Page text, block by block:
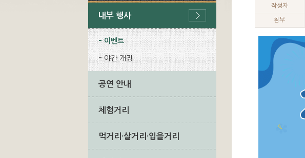
내부 행사
이벤트
야간 개장
공연 안내
체험거리
먹거리·살거리·입을거리
작성자
첨부